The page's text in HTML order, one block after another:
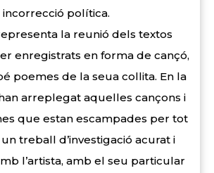
incorrecció política.
la reunió dels textos
enregistrats en forma de cançó,
poemes de la seua collita. En la
arreplegat aquelles cançons i
que estan escampades per tot
treball d’investigació acurat i
l’artista, amb el seu particular